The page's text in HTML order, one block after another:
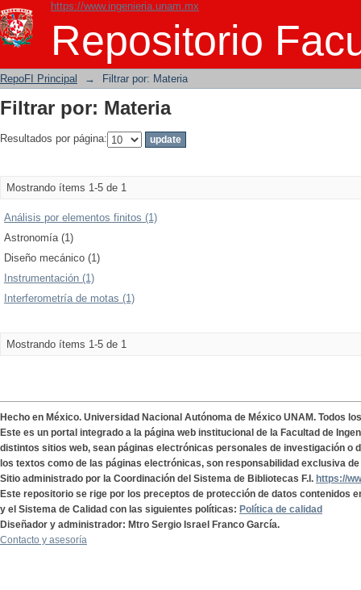
https://www.ingenieria.unam.mx
Repositorio
Filtrar por: Materia
RepoFI Principal → Filtrar por: Materia
Filtrar por: Materia
Resultados por página:
Mostrando ítems 1-5 de 1
Análisis por elementos finitos (1)
Astronomía (1)
Diseño mecánico (1)
Instrumentación (1)
Interferometría de motas (1)
Mostrando ítems 1-5 de 1
Hecho en México. Universidad Nacional Autónoma de México UNAM. Todos
Este es un portal integrado a la página web institucional de la Facultad de
distintos sitios web, sean páginas electrónicas personales de investigación o
los textos como de las páginas electrónicas, son responsabilidad exclusiva
Sitio administrado por la Coordinación del Sistema de Bibliotecas F.I. https://
Este repositorio se rige por los preceptos de protección de datos contenidos
y el Sistema de Calidad con las siguientes políticas: Política de calidad
Diseñador y administrador: Mtro Sergio Israel Franco García.
Contacto y asesoría